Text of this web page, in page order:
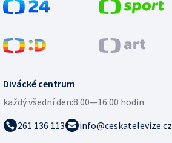
Divácké centrum
každý všední den:8:00—16:00 hodin
261 136 113
info@ceskatelevize.cz